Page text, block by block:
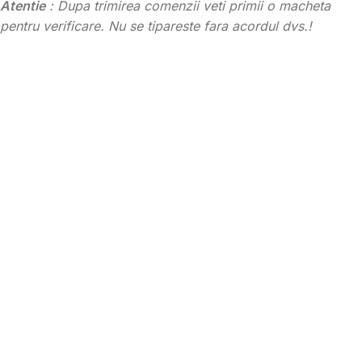
Atentie: Dupa trimirea comenzii veti primii o macheta
pentru verificare. Nu se tipareste fara acordul dvs.!